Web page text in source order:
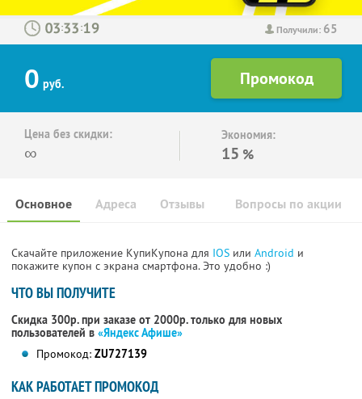
Получили: 65
: :
0 руб.
Цена без скидки:
∞
Экономия:
15 %
Основное Отзывы Вопросы по акции
Адреса
Скачайте приложение КупиКупона для IOS или Android и
покажите купон с экрана смартфона. Это удобно :)
ЧТО ВЫ ПОЛУЧИТЕ
Скидка 300р. при заказе от 2000р. только для новых
пользователей в «Яндекс Афише»
Промокод: ZU727139
КАК РАБОТАЕТ ПРОМОКОД